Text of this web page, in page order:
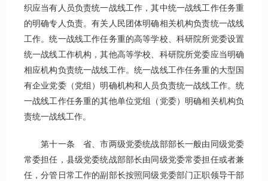
织应当有人员负责统一战线工作，其中统一战线工作任务重
的明确专人负责。有关人民团体明确相关机构负责统一战线
工作。统一战线工作任务重的高等学校、科研院所党委设置
统一战线工作机构，其他高等学校、科研院所党委应当明确
相应机构负责统一战线工作。统一战线工作任务重的大型国
有企业党委（党组）明确机构和人员负责统一战线工作。统
一战线工作任务重的其他单位党组（党委）明确相关机构负
责统一战线工作。
第十一条 省、市两级党委统战部部长一般由同级党委
常委担任，县级党委统战部部长由同级党委常委担任或者兼
任，分管日常工作的副部长按照同级党委部门正职领导干部